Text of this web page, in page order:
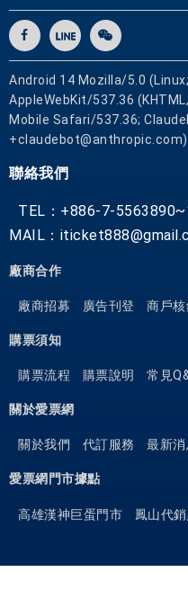
Android 14 Mozilla/5.0
AppleWebKit/537.36
Mobile Safari/537.36;
+claudebot@anthropic.com)
聯絡我們
TEL：+886-7-
MAIL：
廠商合作
廠商招募 廣告刊登 商戶
購票須知
購票流程 購票說明 常見
關於愛票網
關於我們 代訂服務 最新消
愛票網門市據點
高雄漢神巨蛋門市 鳳山代